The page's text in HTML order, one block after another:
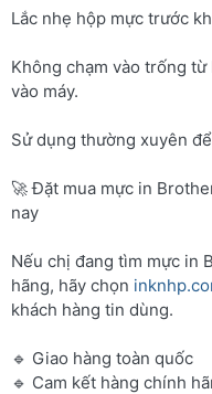
Lắc nhẹ hộp mực trước
Không chạm vào trống
vào máy.
Sử dụng thường xuyên
🚀 Đặt mua mực in
nay
Nếu chị đang tìm mực in
hãng, hãy chọn
khách hàng tin dùng.
🔹 Giao hàng toàn quốc
🔹 Cam kết hàng chính